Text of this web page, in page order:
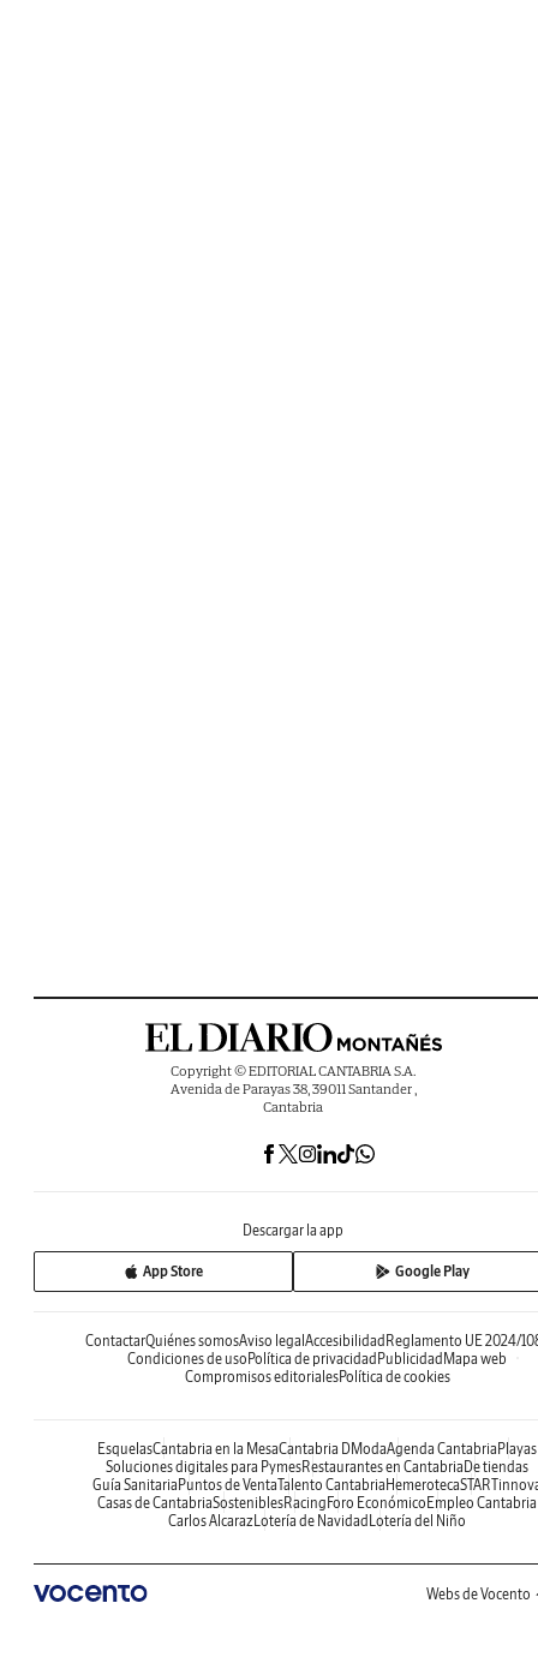
Copyright © EDITORIAL CANTABRIA S.A.
Avenida de Parayas 38, 39011 Santander ,
Cantabria
Descargar la app
App Store Google Play
ContactarQuiénes somosAviso legalAccesibilidadReglamento UE 2024/
Condiciones de usoPolítica de privacidadPublicidadMapa web
Compromisos editorialesPolítica de cookies
EsquelasCantabria en la MesaCantabria DModaAgenda CantabriaPlayas
Soluciones digitales para PymesRestaurantes en CantabriaDe tiendas
Guía SanitariaPuntos de VentaTalento CantabriaHemeroteca
Casas de CantabriaSosteniblesRacingForo EconómicoEmpleo Cantabria
Carlos AlcarazLotería de NavidadLotería del Niño
Webs de Vocento